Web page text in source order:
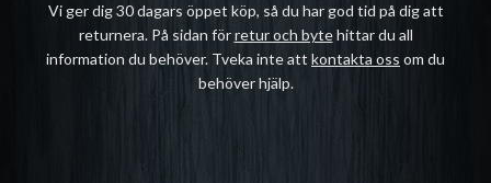
Vi ger dig 30 dagars öppet köp, så du har god tid på dig att
returnera. På sidan förretur och bytehittar du all
information du behöver. Tveka inte att kontakta oss om du
behöver hjälp.